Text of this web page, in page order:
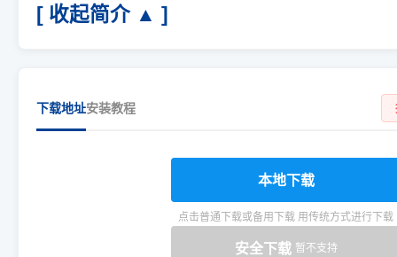
[ 收起简介 ▲ ]
下载地址安装教程
本地下载
点击普通下载或备用下载 用传统方式进行下载
安全下载 暂不支持